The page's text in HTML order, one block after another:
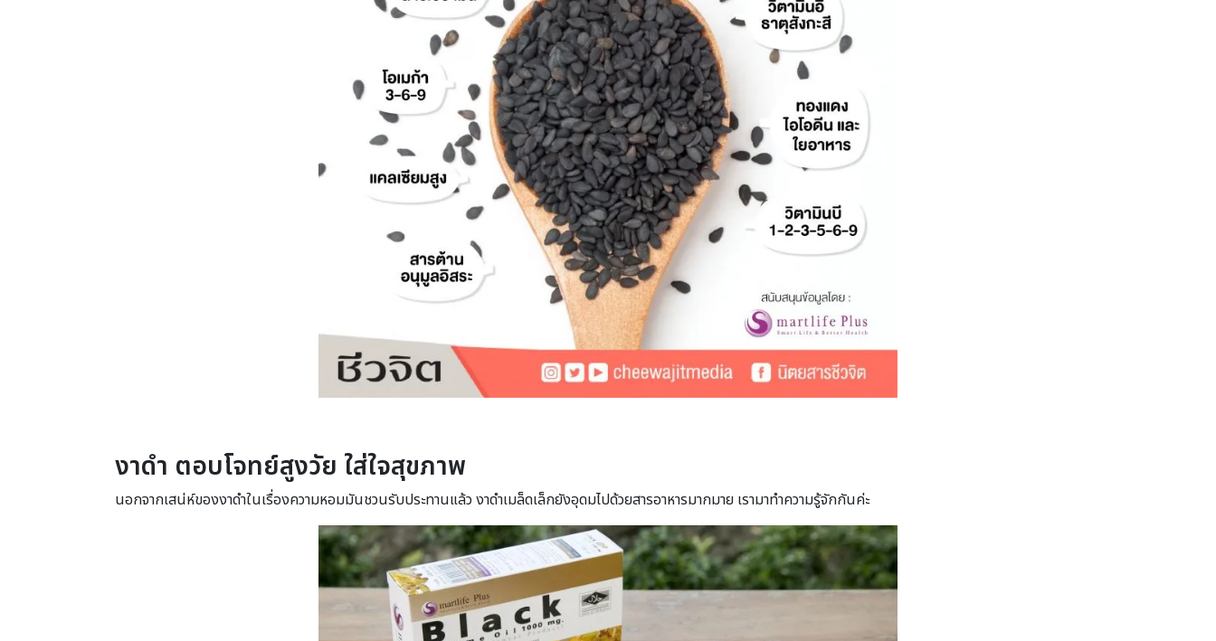
งาดำ ตอบโจทย์สูงวัย ใส่ใจสุขภาพ
นอกจากเสน่ห์ของงาดำในเรื่องความหอมมันชวนรับประทานแล้ว งาดำเมล็ดเล็กยังอุดมไปด้วยสารอาหารมากมาย เรามาทำความรู้จักกันค่ะ